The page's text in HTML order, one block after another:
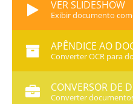
VER SLIDESHOW
Exibir documento
APÊNDICE AO
Converter OCR para
CONVERSOR DE
Converter